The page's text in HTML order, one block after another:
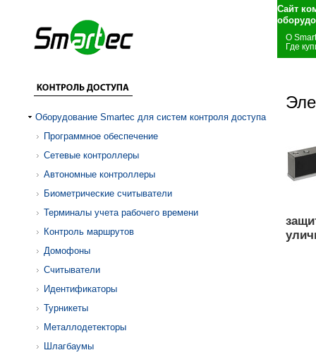
Сайт
О
Где
Оборудование Smartec для систем контроля доступа
Программное обеспечение
Сетевые контроллеры
Автономные контроллеры
Биометрические считыватели
Терминалы учета рабочего времени
Контроль маршрутов
Домофоны
Считыватели
Идентификаторы
Турникеты
Металлодетекторы
Шлагбаумы